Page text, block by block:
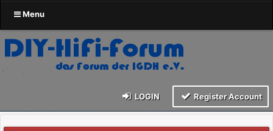
Menu
LOGIN Register Account